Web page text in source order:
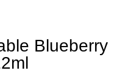
Blueberry